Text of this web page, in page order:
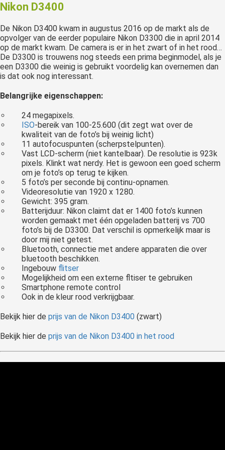
Nikon D3400
De Nikon D3400 kwam in augustus 2016 op de markt als de
opvolger van de eerder populaire Nikon D3300 die in april 2014
op de markt kwam. De camera is er in het zwart of in het rood…
De D3300 is trouwens nog steeds een prima beginmodel, als je
een D3300 die weinig is gebruikt voordelig kan overnemen dan
is dat ook nog interessant.
Belangrijke eigenschappen:
24 megapixels.
ISO-bereik van 100-25.600 (dit zegt wat over de
kwaliteit van de foto’s bij weinig licht)
11 autofocuspunten (scherpstelpunten).
Vast LCD-scherm (niet kantelbaar). De resolutie is 923k
pixels. Klinkt wat nerdy. Het is gewoon een goed scherm
om je foto’s op terug te kijken.
5 foto’s per seconde bij continu-opnamen.
Videoresolutie van 1920 x 1280.
Gewicht: 395 gram.
Batterijduur: Nikon claimt dat er 1400 foto’s kunnen
worden gemaakt met één opgeladen batterij vs 700
foto’s bij de D3300. Dat verschil is opmerkelijk maar is
door mij niet getest.
Bluetooth, connectie met andere apparaten die over
bluetooth beschikken.
Ingebouw flitser
Mogelijkheid om een externe fltiser te gebruiken
Smartphone remote control
Ook in de kleur rood verkrijgbaar.
Bekijk hier de prijs van de Nikon D3400 (zwart)
Bekijk hier de prijs van de Nikon D3400 in het rood